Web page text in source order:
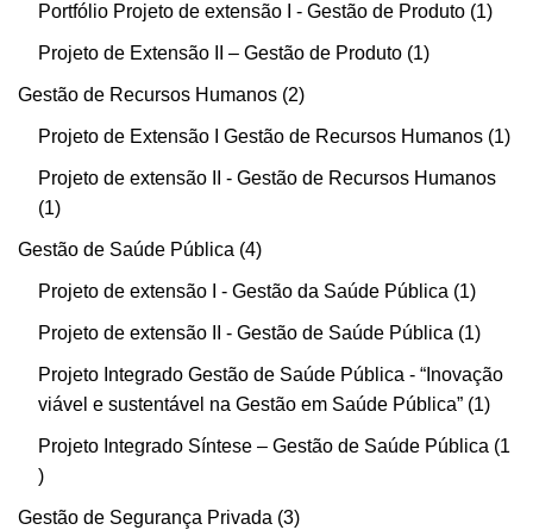
Portfólio Projeto de extensão I - Gestão de Produto 1
Projeto de Extensão II – Gestão de Produto 1
Gestão de Recursos Humanos 2
Projeto de Extensão I Gestão de Recursos Humanos 1
Projeto de extensão II - Gestão de Recursos Humanos
1
Gestão de Saúde Pública 4
Projeto de extensão I - Gestão da Saúde Pública 1
Projeto de extensão II - Gestão de Saúde Pública 1
Projeto Integrado Gestão de Saúde Pública - “Inovação
viável e sustentável na Gestão em Saúde Pública” 1
Projeto Integrado Síntese – Gestão de Saúde Pública 1
Gestão de Segurança Privada 3